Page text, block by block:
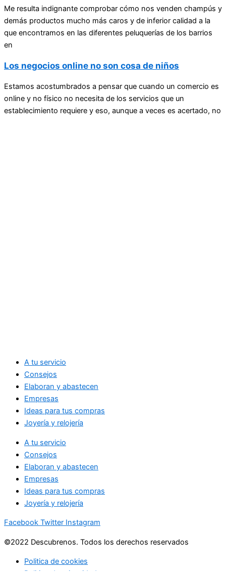
Me resulta indignante comprobar cómo nos venden champús y
demás productos mucho más caros y de inferior calidad a la
que encontramos en las diferentes peluquerías de los barrios
en
Los negocios online no son cosa de niños
Estamos acostumbrados a pensar que cuando un comercio es
online y no físico no necesita de los servicios que un
establecimiento requiere y eso, aunque a veces es acertado, no
A tu servicio
Consejos
Elaboran y abastecen
Empresas
Ideas para tus compras
Joyería y relojería
A tu servicio
Consejos
Elaboran y abastecen
Empresas
Ideas para tus compras
Joyería y relojería
Facebook Twitter Instagram
©2022 Descubrenos. Todos los derechos reservados
Politica de cookies
Politico de privacidad